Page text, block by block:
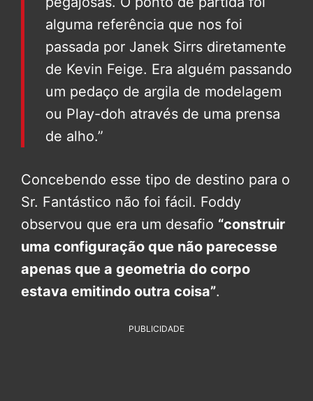
alguma referência que nos foi
passada por Janek Sirrs diretamente
de Kevin Feige. Era alguém passando
um pedaço de argila de modelagem
ou Play-doh através de uma prensa
de alho.”
Concebendo esse tipo de destino para o
Sr. Fantástico não foi fácil. Foddy
observou que era um desafio “construir
uma configuração que não parecesse
apenas que a geometria do corpo
estava emitindo outra coisa”.
PUBLICIDADE